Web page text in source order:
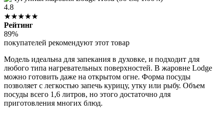
4.8
★★★★★
Рейтинг
89%
покупателей рекомендуют этот товар
Модель идеальна для запекания в духовке, и подходит для
любого типа нагревательных поверхностей. В жаровне Lodge
можно готовить даже на открытом огне. Форма посуды
позволяет с легкостью запечь курицу, утку или рыбу. Объем
посуды всего 1,6 литров, но этого достаточно для
приготовления многих блюд.